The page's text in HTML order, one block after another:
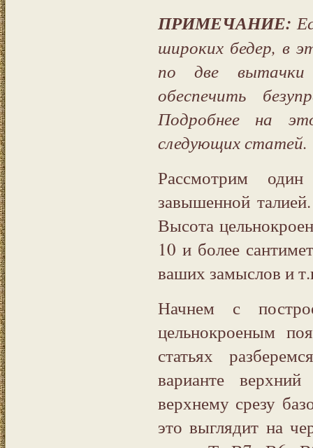
ПРИМЕЧАНИЕ:
широких бедер, в
по две
обеспечить
Подробнее на
следующих статей.
Рассмотрим
завышенной
Высота
10 и более
ваших замыслов и
Начнем с
цельнокроеным
статьях
варианте
верхнему срезу
это выглядит на